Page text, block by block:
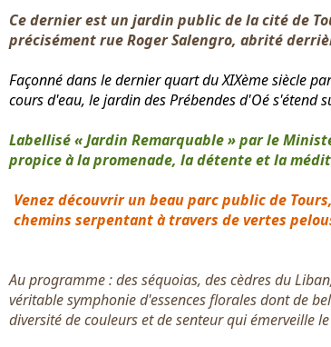
Ce dernier est un jardin public de la cité de
précisément rue Roger Salengro, abrité
Façonné dans le dernier quart du XIXème siècle
cours d'eau, le jardin des Prébendes d'Oé s'étend
Labellisé « Jardin Remarquable » par le
propice à la promenade, la détente et la
Venez découvrir un beau parc public de
chemins serpentant à travers de vertes
Au programme : des séquoias, des cèdres du
véritable symphonie d'essences florales dont de
diversité de couleurs et de senteur qui émerveille